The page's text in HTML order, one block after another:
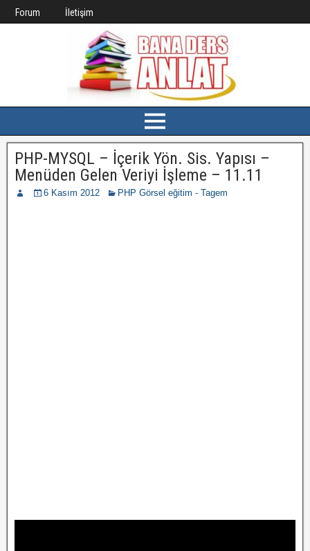
Forum İletişim
PHP-MYSQL – İçerik Yön. Sis. Yapısı –
Menüden Gelen Veriyi İşleme – 11.11
6 Kasım 2012 PHP Görsel eğitim - Tagem